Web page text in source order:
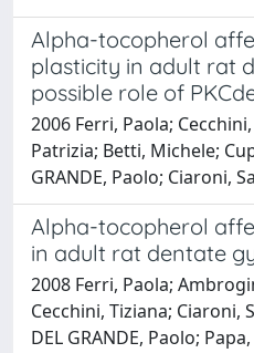
Alpha-tocopherol
plasticity in adult rat
possible role of
2006 Ferri, Paola;
Patrizia; Betti, Michele;
GRANDE, Paolo; Ciaroni,
Alpha-tocopherol
in adult rat dentate
2008 Ferri, Paola;
Cecchini, Tiziana; Ciaroni,
DEL GRANDE, Paolo;